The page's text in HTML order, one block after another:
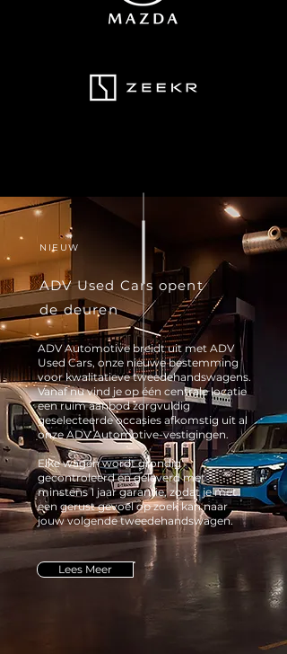
NIEUW
ADV Used Cars opent
de deuren
ADV Automotive breidt uit met ADV
Used Cars, onze nieuwe bestemming
voor kwalitatieve tweedehandswagens.
Vanaf nu vind je op één centrale locatie
een ruim aanbod zorgvuldig
geselecteerde occasies afkomstig uit al
onze ADV Automotive-vestigingen.
Elke wagen wordt grondig
gecontroleerd en geleverd met
minstens 1 jaar garantie, zodat je met
een gerust gevoel op zoek kan naar
jouw volgende tweedehandswagen.
Lees Meer